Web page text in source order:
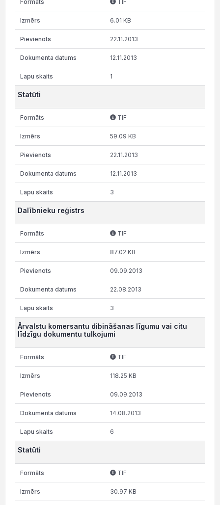
TIF
6.01 KB
22.11.2013
12.11.2013
1
Statūti
TIF
59.09 KB
22.11.2013
12.11.2013
3
Dalībnieku reģistrs
TIF
87.02 KB
09.09.2013
22.08.2013
3
Ārvalstu komersantu dibināšanas līgumu vai citu
līdzīgu dokumentu tulkojumi
TIF
118.25 KB
09.09.2013
14.08.2013
6
Statūti
TIF
30.97 KB